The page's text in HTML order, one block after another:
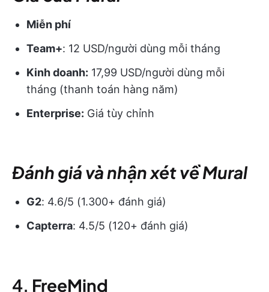
Miễn phí
Team+: 12 USD/người dùng mỗi tháng
Kinh doanh: 17,99 USD/người dùng mỗi
tháng (thanh toán hàng năm)
Enterprise: Giá tùy chỉnh
Đánh giá và nhận xét về Mural
G2: 4.6/5 (1.300+ đánh giá)
Capterra: 4.5/5 (120+ đánh giá)
4. FreeMind